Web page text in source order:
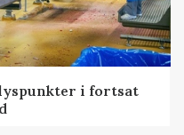
i fortsat